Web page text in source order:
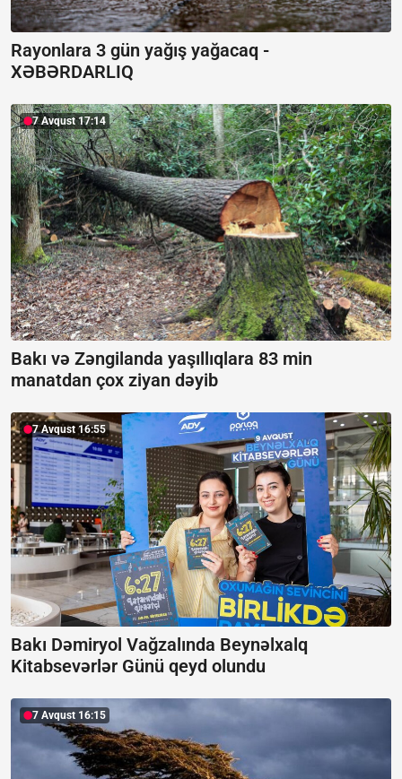
Rayonlara 3 gün yağış yağacaq -
XƏBƏRDARLIQ
7 Avqust 17:14
Bakı və Zəngilanda yaşıllıqlara 83 min
manatdan çox ziyan dəyib
7 Avqust 16:55
Bakı Dəmiryol Vağzalında Beynəlxalq
Kitabsevərlər Günü qeyd olundu
7 Avqust 16:15